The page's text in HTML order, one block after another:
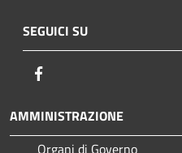
SEGUICI SU
AMMINISTRAZIONE